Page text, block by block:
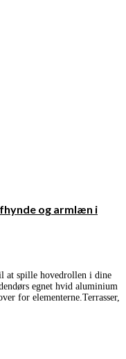
og armlæn i
at spille hovedrollen i dine
egnet hvid aluminium
for elementerne.Terrasser,